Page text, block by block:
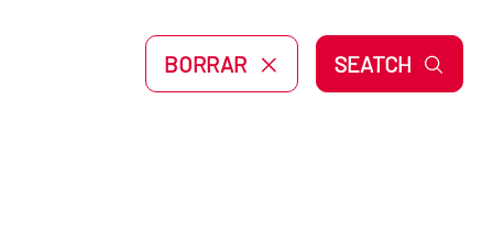
BORRAR SEATCH